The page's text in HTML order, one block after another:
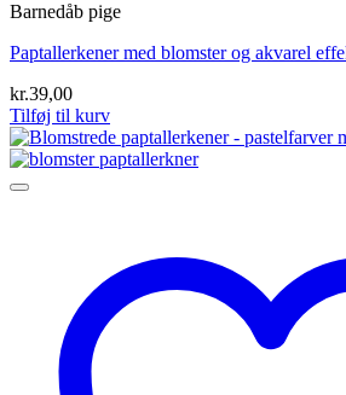
Barnedåb pige
Paptallerkener med blomster og akvarel
kr.39,00
Tilføj til kurv